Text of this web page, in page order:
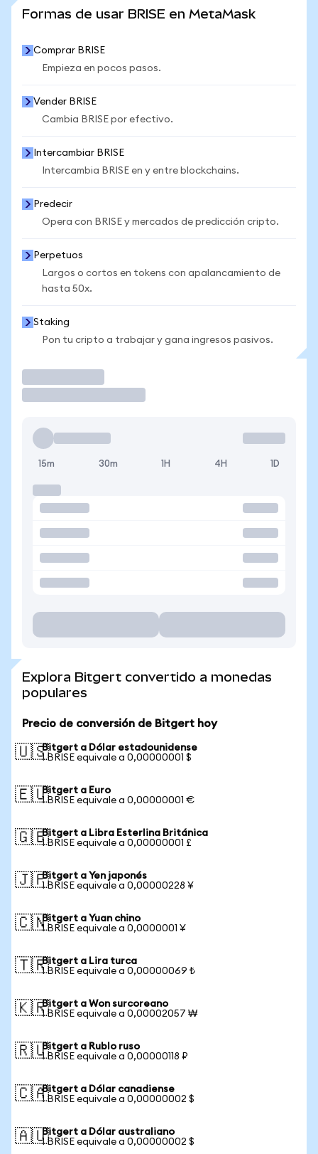
Formas de usar BRISE en MetaMask
Comprar BRISE
Empieza en pocos pasos.
Vender BRISE
Cambia BRISE por efectivo.
Intercambiar BRISE
Intercambia BRISE en y entre blockchains.
Predecir
Opera con BRISE y mercados de predicción cripto.
Perpetuos
Largos o cortos en tokens con apalancamiento de
hasta 50x.
Staking
Pon tu cripto a trabajar y gana ingresos pasivos.
15m 30m 1H 4H 1D
Explora Bitgert convertido a monedas
populares
Precio de conversión de Bitgert hoy
🇺🇸Bitgert a Dólar estadounidense
1 BRISE equivale a 0,00000001 $
🇪🇺Bitgert a Euro
1 BRISE equivale a 0,00000001 €
🇬🇧Bitgert a Libra Esterlina Británica
1 BRISE equivale a 0,00000001 £
🇯🇵Bitgert a Yen japonés
1 BRISE equivale a 0,00000228 ¥
🇨🇳Bitgert a Yuan chino
1 BRISE equivale a 0,0000001 ¥
🇹🇷Bitgert a Lira turca
1 BRISE equivale a 0,00000069 ₺
🇰🇷Bitgert a Won surcoreano
1 BRISE equivale a 0,00002057 ₩
🇷🇺Bitgert a Rublo ruso
1 BRISE equivale a 0,00000118 ₽
🇨🇦Bitgert a Dólar canadiense
1 BRISE equivale a 0,00000002 $
🇦🇺Bitgert a Dólar australiano
1 BRISE equivale a 0,00000002 $